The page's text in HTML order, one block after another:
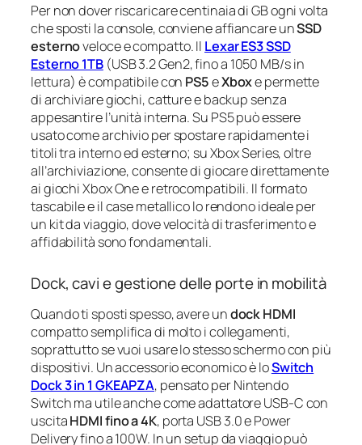
Per non dover riscaricare centinaia di GB ogni volta
che sposti la console, conviene affiancare unSSD
esternoveloce e compatto. Il Lexar ES3 SSD
Esterno 1TB(USB 3.2 Gen2, fino a 1050 MB/s in
lettura) è compatibile con PS5eXboxe permette
di archiviare giochi, catture e backup senza
appesantire l’unità interna. Su PS5 può essere
usato come archivio per spostare rapidamente i
titoli tra interno ed esterno; su Xbox Series, oltre
all’archiviazione, consente di giocare direttamente
ai giochi Xbox One e retrocompatibili. Il formato
tascabile e il case metallico lo rendono ideale per
un kit da viaggio, dove velocità di trasferimento e
affidabilità sono fondamentali.
Dock, cavi e gestione delle porte in mobilità
Quando ti sposti spesso, avere undock HDMI
compatto semplifica di molto i collegamenti,
soprattutto se vuoi usare lo stesso schermo con più
dispositivi. Un accessorio economico è loSwitch
Dock 3 in 1 GKEAPZA, pensato per Nintendo
Switch ma utile anche come adattatore USB-C con
uscitaHDMI fino a 4K, porta USB 3.0 e Power
Delivery fino a 100W. In un setup da viaggio può